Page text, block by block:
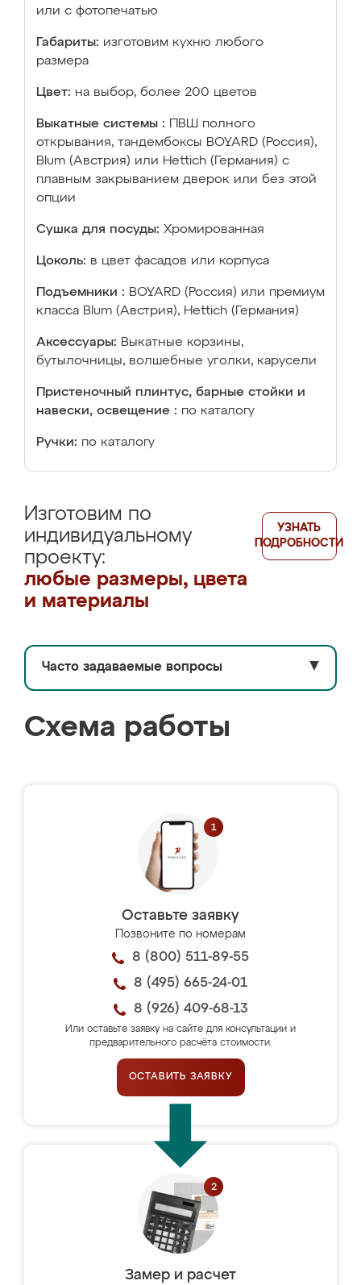
или с фотопечатью
Габариты: изготовим кухню любого
размера
Цвет: на выбор, более 200 цветов
Выкатные системы :
ПВШ полного
открывания, тандембоксы BOYARD (Россия),
Blum (Австрия) или Hettich (Германия) с
плавным закрыванием дверок или без этой
опции
Сушка для посуды: Хромированная
Цоколь: в цвет фасадов или корпуса
Подъемники : BOYARD (Россия) или премиум
класса Blum (Австрия), Hettich (Германия)
Аксессуары: Выкатные корзины,
бутылочницы, волшебные уголки, карусели
Пристеночный плинтус, барные стойки и
навески, освещение : по каталогу
Ручки: по каталогу
Изготовим по
индивидуальному
проекту:
любые размеры, цвета
и материалы
УЗНАТЬ
ПОДРОБНОСТИ
Часто задаваемые вопросы ▼
Схема работы
Оставьте заявку
Позвоните по номерам
8 (800) 511-89-55
8 (495) 665-24-01
8 (926) 409-68-13
Или оставьте заявку на сайте для консультации и
предварительного расчёта стоимости.
ОСТАВИТЬ ЗАЯВКУ
Замер и расчет